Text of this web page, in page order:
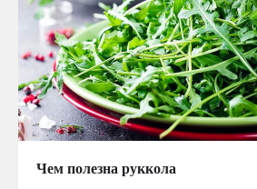
Чем полезна руккола